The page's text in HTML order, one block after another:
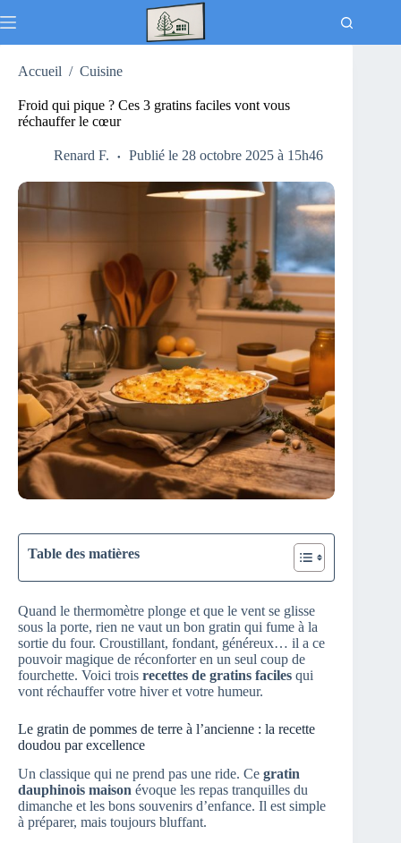
au
Accueil / Cuisine
Froid qui pique ? Ces 3 gratins faciles vont vous
réchauffer le cœur
Renard F. Publié le 28 octobre 2025 à 15h46
Table des matières
Quand le thermomètre plonge et que le vent se glisse
sous la porte, rien ne vaut un bon gratin qui fume à la
sortie du four. Croustillant, fondant, généreux… il a ce
pouvoir magique de réconforter en un seul coup de
fourchette. Voici trois recettes de gratins faciles qui
vont réchauffer votre hiver et votre humeur.
Le gratin de pommes de terre à l’ancienne : la recette
doudou par excellence
Un classique qui ne prend pas une ride. Ce gratin
dauphinois maison évoque les repas tranquilles du
dimanche et les bons souvenirs d’enfance. Il est simple
à préparer, mais toujours bluffant.